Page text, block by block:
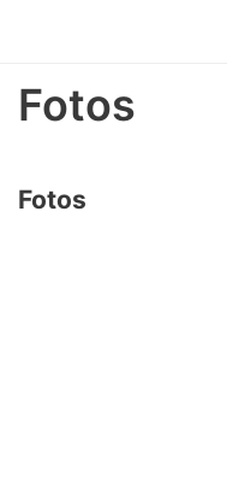
Fotos
Fotos